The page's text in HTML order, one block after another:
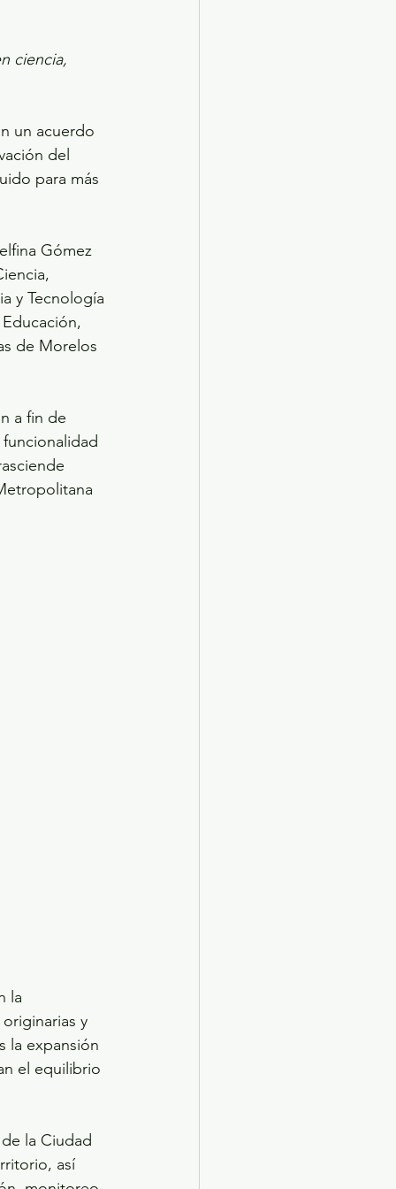
ciencia,
un acuerdo
del
para más
Gómez
y Tecnología
de Morelos
a fin de
la
y
la expansión
el equilibrio
la Ciudad
así